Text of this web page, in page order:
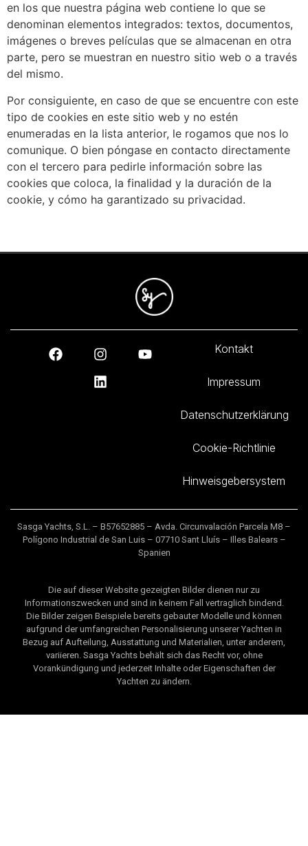
en los que nuestra página web contiene lo que se
denominan elementos integrados: textos, documentos,
imágenes o breves películas que se almacenan en otra
parte, pero se muestran en nuestro sitio web o a través
del mismo.
Por consiguiente, en caso de que se encuentre con este
tipo de cookies en este sitio web y no estén
enumeradas en la lista anterior, le rogamos que nos lo
comunique. O bien póngase en contacto directamente
con el tercero para pedirle información sobre las
cookies que coloca, la finalidad y la duración de la
cookie, y cómo ha garantizado su privacidad.
Kontakt
Impressum
Datenschutzerklärung
Cookie-Richtlinie
Hinweisgebersystem
Sasga Yachts, S.L. – B57652885 – Avda. Circunvalación Parcela M8 –
Polígono Industrial de San Luis – 07710 Sant Lluís – Illes Balears –
Spanien
Die auf dieser Website gezeigten Bilder dienen nur zu
Informationszwecken und sind in keinem Fall vertraglich bindend.
Die Bilder zeigen Beispiele bereits gebauter Modelle und können
aufgrund der umfangreichen Personalisierung unserer Yachten in
Bezug auf Aufteilung, Ausstattung und Materialien, unter anderem,
variieren. Sasga Yachts behält sich das Recht vor, ohne
Vorankündigung und jederzeit Inhalte oder Eigenschaften der
Yachten zu ändern.